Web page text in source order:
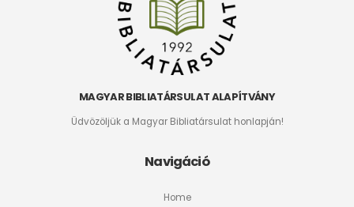
MAGYAR BIBLIATÁRSULAT ALAPÍTVÁNY
Üdvözöljük a Magyar Bibliatársulat honlapján!
Navigáció
Home